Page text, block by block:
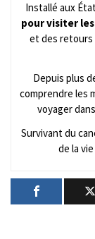
Installé aux
pour visiter les
et des retours
Depuis plus
comprendre les
voyager
Survivant du
de la